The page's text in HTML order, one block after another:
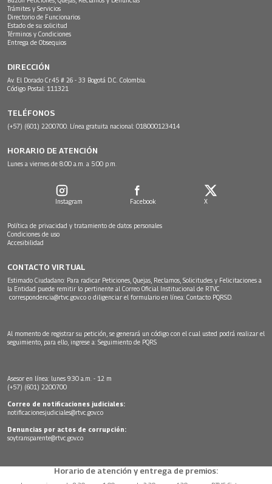
Trámites y Servicios
Directorio de Funcionarios
Estado de su solicitud
Términos y Condiciones
Entrega de Obsequios
DIRECCIÓN
Av. El Dorado Cr.45 # 26 - 33 Bogotá D.C. Colombia.
Código Postal: 111321
TELÉFONOS
(+57) (601) 2200700. Línea gratuita nacional: 018000123414
HORARIO DE ATENCIÓN
Lunes a viernes de 8:00 a.m. a 5:00 p.m.
Instagram Facebook X
Política de privacidad y tratamiento de datos personales
Condiciones de uso
Accesibilidad
CONTACTO VIRTUAL
Estimado Ciudadano: Para radicar Peticiones, Quejas, Reclamos, Solicitudes y Felicitaciones a
la Entidad puede remitir lo pertinente al Correo Oficial Institucional de RTVC
correspondencia@rtvc.gov.co o diligenciar el formulario en línea: Contacto PQRSD.
Al momento de registrar su petición, se generará un código con el cual usted podrá realizar el
seguimiento, para ello, ingrese a: Seguimiento de PQRS
Asesor en línea: lunes 9:30 a.m. - 12 m
(+57) (601) 2200700
Correo de notificaciones judiciales:
notificacionesjudiciales@rtvc.gov.co
Denuncias por actos de corrupción:
soytransparente@rtvc.gov.co
Horario de atención y entrega de premios: